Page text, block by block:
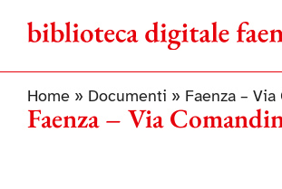
contenuto
Home» Documenti » Faenza –
Faenza – Via